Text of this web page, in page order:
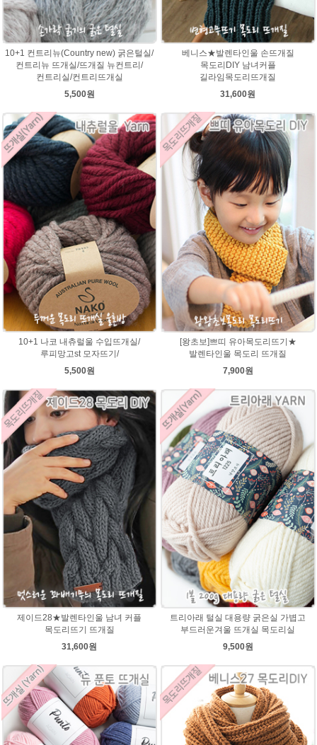
10+1 컨트리뉴(Country new) 굵은털실/
컨트리뉴 뜨개실/뜨개질 뉴컨트리/
컨트리실/컨트리뜨개실
5,500원
베니스★발렌타인울 손뜨개질
목도리DIY 남녀커플
길라임목도리뜨개질
31,600원
10+1 나코 내츄럴울 수입뜨개실/
루피망고st 모자뜨기/
5,500원
[왕초보]쁘띠 유아목도리뜨기★
발렌타인울 목도리 뜨개질
7,900원
제이드28★발렌타인울 남녀 커플
목도리뜨기 뜨개질
31,600원
트리아래 털실 대용량 굵은실 가볍고
부드러운겨울 뜨개실 목도리실
9,500원